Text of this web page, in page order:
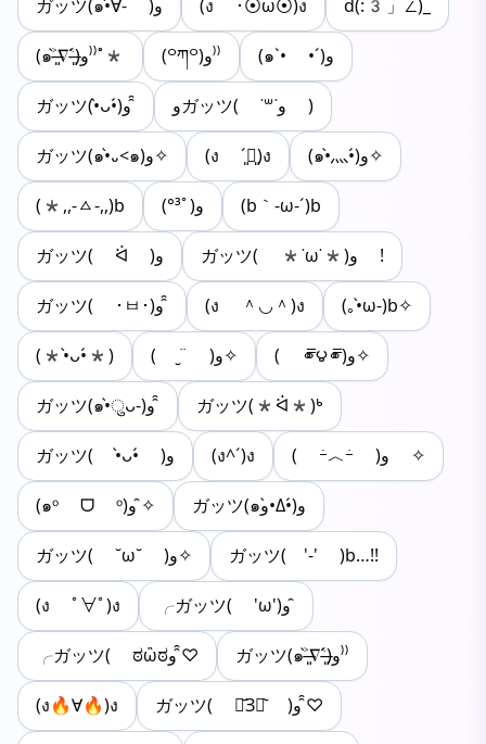
ガッツ(๑•̀∀- )و (ง ･⦿ω⦿)ง d(:3」∠)_
(๑˃̶͈̀∇˂̶͈́)و⁾⁾˚* (꒪ཀ꒪)و⁾⁾ (๑`• •´)و
ガッツ(•̀ᴗ•́)و ̑̑ وガッツ( ˙꒳​˙و )
ガッツ(๑•̀᎑<๑)و✧ (ง ´͈౪͈)ง (๑•̀灬•́)و✧
(*,,-ㅿ-,,)b (°³ﾟ)و (b｀-ω-´)b
ガッツ( ᐛ )و ガッツ( *˙ω˙*)و !
ガッツ( ･ㅂ･)و ̑̑ (ง ＾◡＾)ง (｡•̀ω-)b✧
(*•̀ᴗ•́*) ( ‎¨̮ )و✧ ( ⚭̿౪⚭̿)و✧
ガッツ(๑•̀ुᴗ-)و ̑̑ ガッツ(*ᐛ*)ᒃ
ガッツ( •̀ᴗ•́ )و (ง^´)ง ( ｰ̀︿ｰ́ )و ✧
(๑ᵒ ᗜ ᵒ)و ̑✧ ガッツ(๑و•̀Δ•́)و
ガッツ( ˘ω˘ )و✧ ガッツ( '-' )b…!!
(ง ﾟ∀ﾟ)ง ╭ガッツ( 'ω')و ̑
╭ガッツ( ಠὢಠو ̑̑♡ ガッツ(๑˃̶͈̀∇˂̶͈́)و⁾⁾
(ง🔥∀🔥)ง ガッツ( ⌯᷄З⌯᷅ )و ̑̑♡‎